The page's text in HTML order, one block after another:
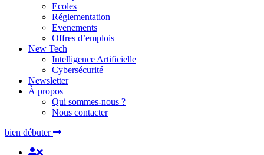
Ecoles
Réglementation
Evenements
Offres d’emplois
New Tech
Intelligence Artificielle
Cybersécurité
Newsletter
À propos
Qui sommes-nous ?
Nous contacter
bien débuter